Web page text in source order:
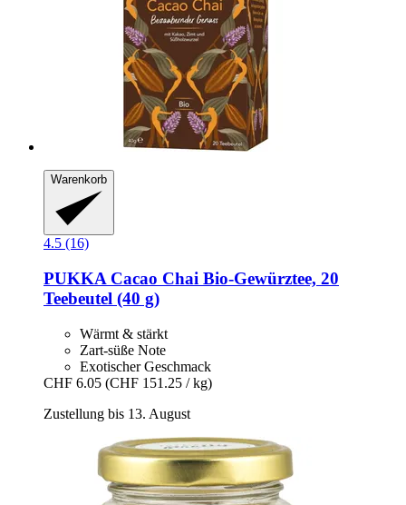
Warenkorb
4.5 (16)
PUKKA Cacao Chai Bio-​Gewürztee, 20
Teebeutel (40 g)
Wärmt & stärkt
Zart-süße Note
Exotischer Geschmack
CHF 6.05 (CHF 151.25 / kg)
Zustellung bis 13. August